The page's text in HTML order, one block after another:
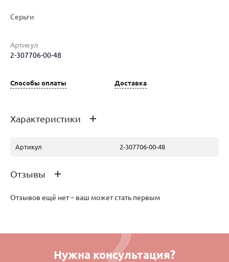
Серьги
Артикул
2-307706-00-48
Способы оплаты Доставка
Характеристики
Артикул 2-307706-00-48
Отзывы
Отзывов ещё нет – ваш может стать первым
Нужна консультация?